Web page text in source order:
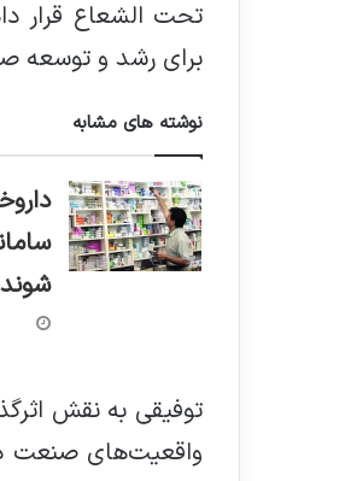
تحت الشعاع قرار
برای رشد و توسعه
نوشته های مشابه
شوند
توفیقی به نقش
واقعیت‌های صنعت